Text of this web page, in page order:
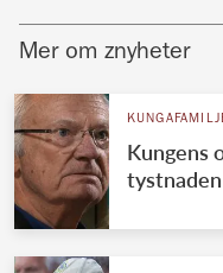
Mer om znyheter
Kungens